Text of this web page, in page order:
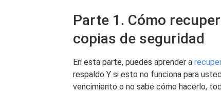
Parte 1. Cómo
copias de seguridad
En esta parte, puedes aprender a
respaldo Y si esto no funciona para
vencimiento o no sabe cómo hacerlo,